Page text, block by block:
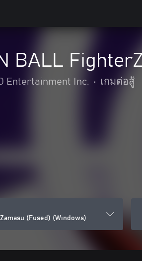
BALL
Entertainment Inc. • เกมต่อสู้
(Fused) (Windows)